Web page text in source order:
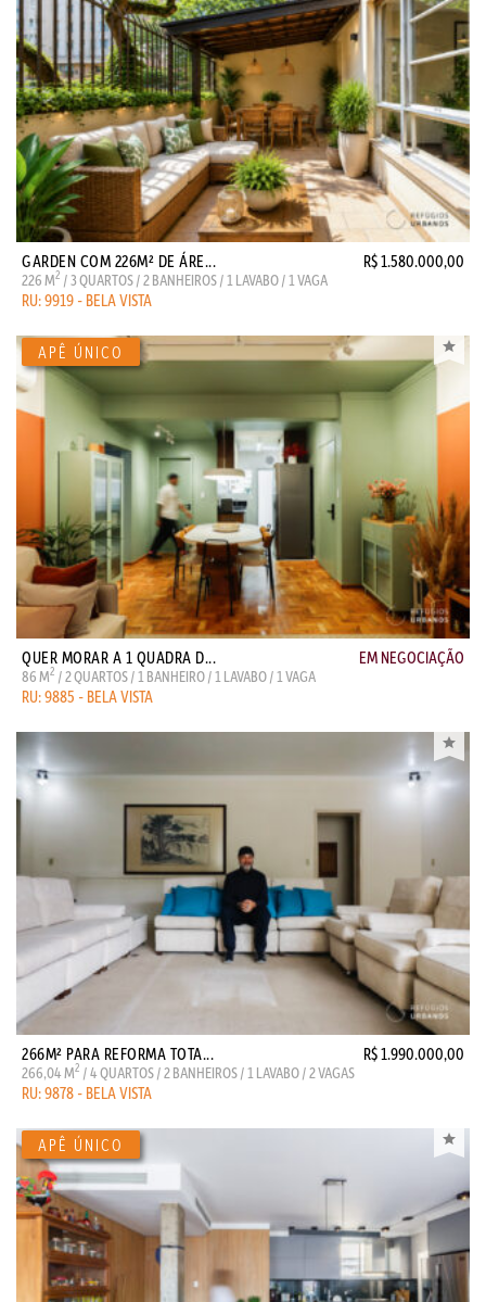
GARDEN COM 226M² DE ÁRE... R$ 1.580.000,00
226 M2 / 3 QUARTOS / 2 BANHEIROS / 1 LAVABO / 1 VAGA
RU: 9919 - BELA VISTA
QUER MORAR A 1 QUADRA D... EM NEGOCIAÇÃO
86 M2 / 2 QUARTOS / 1 BANHEIRO / 1 LAVABO / 1 VAGA
RU: 9885 - BELA VISTA
266M² PARA REFORMA TOTA... R$ 1.990.000,00
266,04 M2 / 4 QUARTOS / 2 BANHEIROS / 1 LAVABO / 2 VAGAS
RU: 9878 - BELA VISTA